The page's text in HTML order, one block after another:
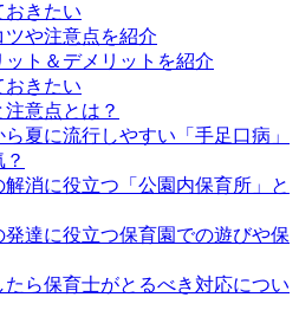
おきたい
や注意点を紹介
ット＆デメリットを紹介
おきたい
意点とは？
夏に流行しやすい「手足口病」
消に役立つ「公園内保育所」と
達に役立つ保育園での遊びや保
ら保育士がとるべき対応につい